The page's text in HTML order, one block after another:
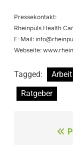
Pressekontakt:
Rheinpuls Health
E-Mail:
Webseite:
Tagged: Arbeit
Ratgeber